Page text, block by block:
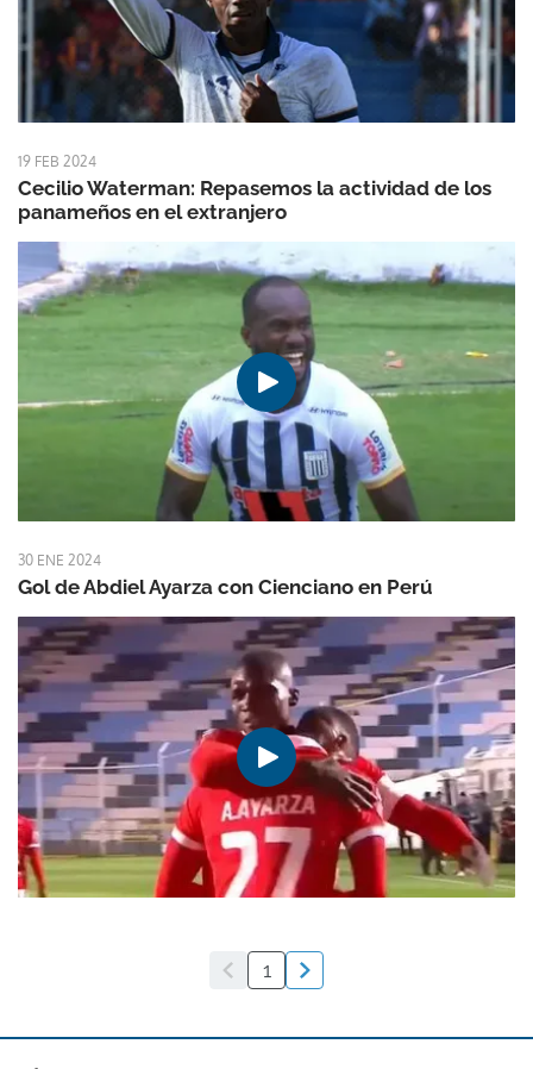
19 FEB 2024
Cecilio Waterman: Repasemos la actividad de los
panameños en el extranjero
30 ENE 2024
Gol de Abdiel Ayarza con Cienciano en Perú
1